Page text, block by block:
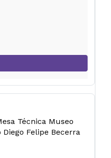
Técnica Museo
Felipe Becerra